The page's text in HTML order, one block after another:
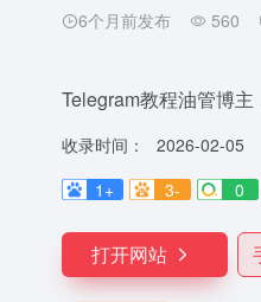
6个月前发布 560
Telegram教程油管博
收录时间：
2026-02-05
1+
3- 0
打开网站